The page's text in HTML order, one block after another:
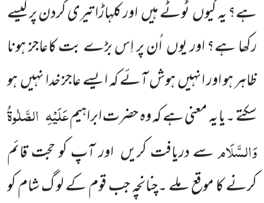
ہے؟ یہ کیوں ٹوٹے ہیں اور کلہاڑا تیری گردن پر کیسے
رکھا ہے؟ اور یوں اُن پر اِس بڑے بت کاعاجز ہونا
ظاہر ہو اور انہیں ہوش آئے کہ ایسے عاجز خدا نہیں ہو
سکتے ۔یا یہ معنی ہے کہ وہ حضرت ابراہیمعَلَیْہِ الصَّلٰوۃُ
وَالسَّلَامسے دریافت کریں اور آپ کو حجت قائم
کرنے کا موقع ملے ۔چنانچہ جب قوم کے لو گ شام کو